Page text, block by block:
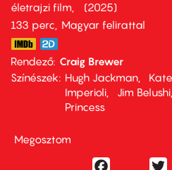
életrajzi film
2025
133 perc,
Magyar felirattal
Rendező Craig Brewer
Színészek
Hugh Jackman
Imperioli
Jim Belushi
Princess
Megosztom
Facebook